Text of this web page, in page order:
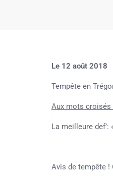
Le 12 août 2018
Tempête en
Aux mots croisés
La meilleure
Avis de tempête !